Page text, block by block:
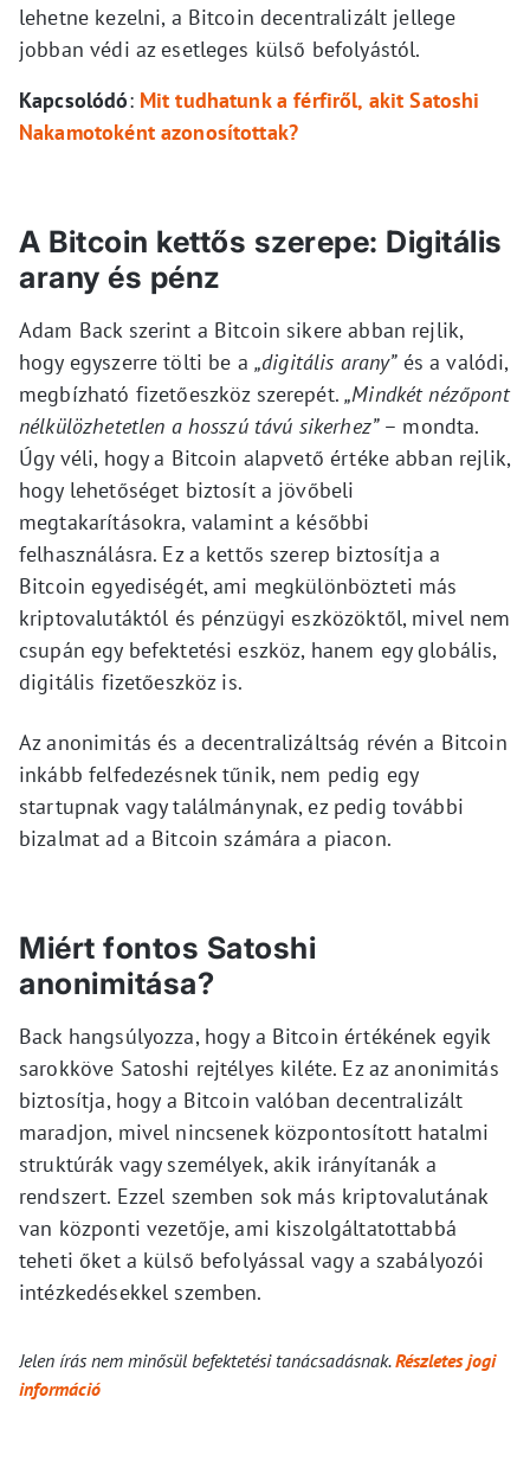
lehetne kezelni, a Bitcoin decentralizált jellege
jobban védi az esetleges külső befolyástól.
Kapcsolódó: Mit tudhatunk a férfiről, akit Satoshi
Nakamotoként azonosítottak?
A Bitcoin kettős szerepe: Digitális
arany és pénz
Adam Back szerint a Bitcoin sikere abban rejlik,
hogy egyszerre tölti be a „digitális arany”és a valódi,
megbízható fizetőeszköz szerepét.„Mindkét nézőpont
nélkülözhetetlen a hosszú távú sikerhez”– mondta.
Úgy véli, hogy a Bitcoin alapvető értéke abban rejlik,
hogy lehetőséget biztosít a jövőbeli
megtakarításokra, valamint a későbbi
felhasználásra. Ez a kettős szerep biztosítja a
Bitcoin egyediségét, ami megkülönbözteti más
kriptovalutáktól és pénzügyi eszközöktől, mivel nem
csupán egy befektetési eszköz, hanem egy globális,
digitális fizetőeszköz is.
Az anonimitás és a decentralizáltság révén a Bitcoin
inkább felfedezésnek tűnik, nem pedig egy
startupnak vagy találmánynak, ez pedig további
bizalmat ad a Bitcoin számára a piacon.
Miért fontos Satoshi
anonimitása?
Back hangsúlyozza, hogy a Bitcoin értékének egyik
sarokköve Satoshi rejtélyes kiléte. Ez az anonimitás
biztosítja, hogy a Bitcoin valóban decentralizált
maradjon, mivel nincsenek központosított hatalmi
struktúrák vagy személyek, akik irányítanák a
rendszert. Ezzel szemben sok más kriptovalutának
van központi vezetője, ami kiszolgáltatottabbá
teheti őket a külső befolyással vagy a szabályozói
intézkedésekkel szemben.
Jelen írás nem minősül befektetési tanácsadásnak.Részletes jogi
információ